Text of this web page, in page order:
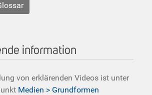
information
von erklärenden Videos ist unter
Medien > Grundformen